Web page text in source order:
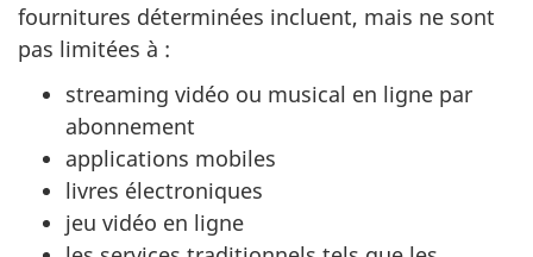
fournitures déterminées incluent, mais ne sont
pas limitées à :
streaming vidéo ou musical en ligne par
abonnement
applications mobiles
livres électroniques
jeu vidéo en ligne